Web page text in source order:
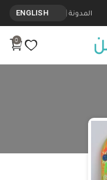
المدونة ENGLISH
0